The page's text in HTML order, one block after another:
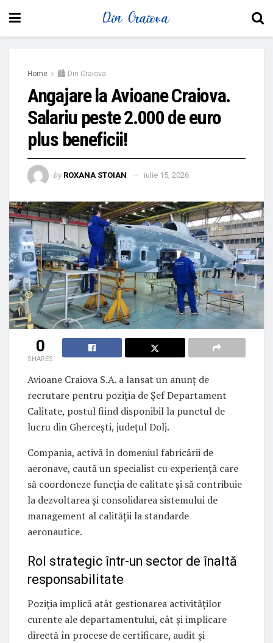
Home 🏙 Din Craiova
Angajare la Avioane Craiova.
Salariu peste 2.000 de euro
plus beneficii!
by ROXANA STOIAN iulie 15, 2026
0
SHARES
Avioane Craiova S.A. a lansat un anunț de
recrutare pentru poziția de Șef Departament
Calitate, postul fiind disponibil la punctul de
lucru din Ghercești, județul Dolj.
Compania, activă în domeniul fabricării de
aeronave, caută un specialist cu experiență care
să coordoneze funcția de calitate și să contribuie
la dezvoltarea și consolidarea sistemului de
management al calității la standarde
aeronautice.
Rol strategic într-un sector de înaltă
responsabilitate
Poziția implică atât gestionarea activităților
curente ale departamentului, cât și implicare
directă în procese de certificare, audit și